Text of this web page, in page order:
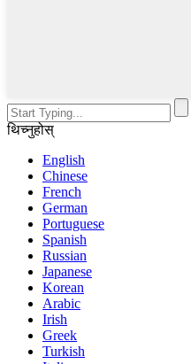
थिच्नुहोस्
English
Chinese
French
German
Portuguese
Spanish
Russian
Japanese
Korean
Arabic
Irish
Greek
Turkish